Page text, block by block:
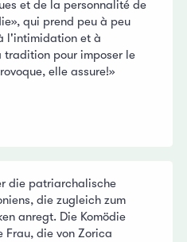
et de la personnalité de
qui prend peu à peu
l'intimidation et à
tradition pour imposer le
elle assure!»
die patriarchalische
die zugleich zum
anregt. Die Komödie
die von Zorica